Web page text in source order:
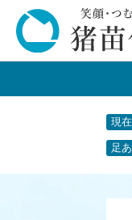
現
足